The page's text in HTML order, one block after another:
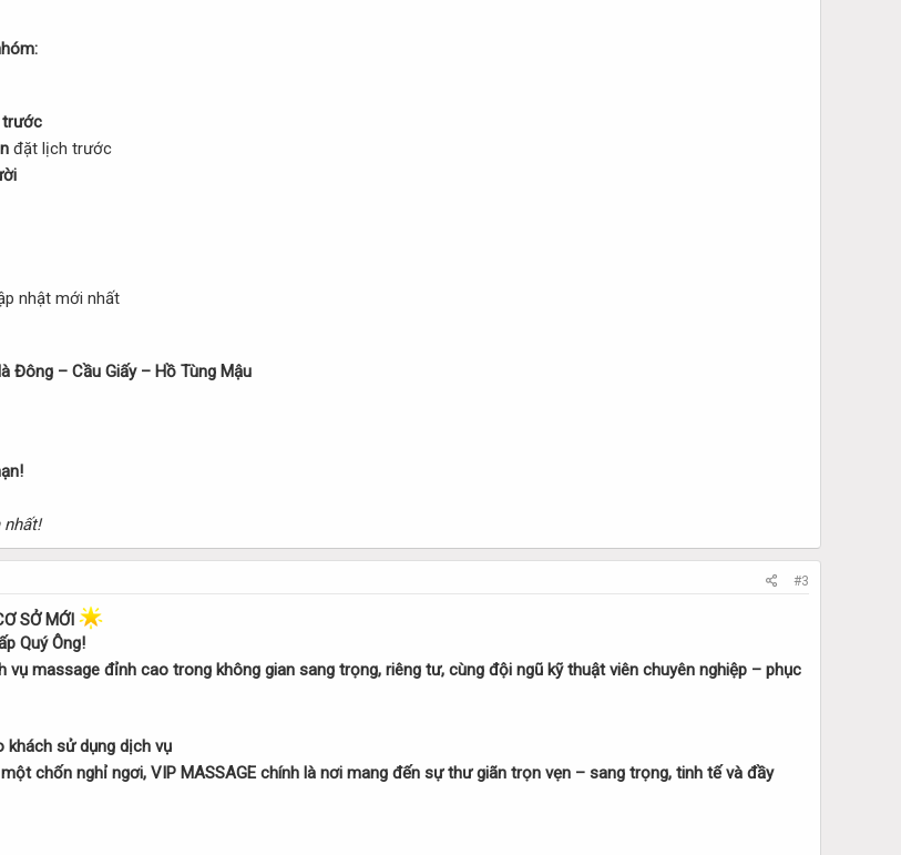
đặt lịch trước
nhật mới nhất
Đông – Cầu Giấy – Hồ Tùng Mậu
nhất!
#3
SỞ MỚI
Quý Ông!
massage đỉnh cao trong không gian sang trọng, riêng tư, cùng đội ngũ kỹ thuật viên chuyên nghiệp – phục
khách sử dụng dịch vụ
chốn nghỉ ngơi, VIP MASSAGE chính là nơi mang đến sự thư giãn trọn vẹn – sang trọng, tinh tế và đầy